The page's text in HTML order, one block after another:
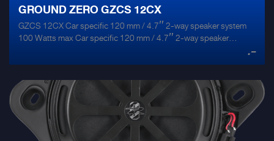
GROUND ZERO GZCS 12CX
GZCS 12CX Car specific 120 mm / 4.7″ 2-way speaker system
100 Watts max Car specific 120 mm / 4.7″ 2-way speaker
W124 series Coated paper cone Rubber surround Resonance free
connection 1 pair / package
.-